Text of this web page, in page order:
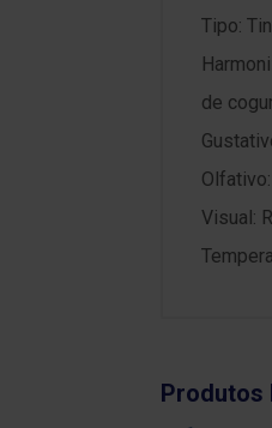
Tipo:
de
Visual:
Produtos